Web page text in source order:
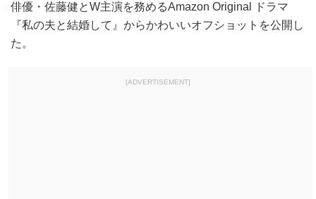
俳優・佐藤健とW主演を務めるAmazon Original ドラマ
『私の夫と結婚して』からかわいいオフショットを公開し
た。
[ADVERTISEMENT]